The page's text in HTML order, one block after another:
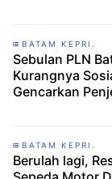
BATAM KEPRI.
Sebulan PLN
Kurangnya
Gencarkan
BATAM KEPRI.
Berulah lagi,